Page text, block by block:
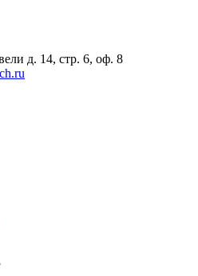
д. 14, стр. 6, оф. 8